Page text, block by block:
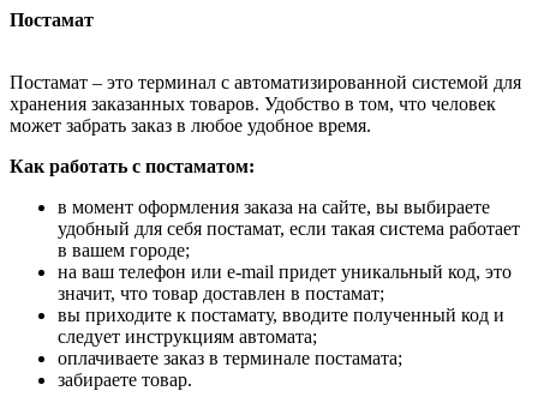
Постамат
Постамат – это терминал с автоматизированной системой для
хранения заказанных товаров. Удобство в том, что человек
может забрать заказ в любое удобное время.
Как работать с постаматом:
в момент оформления заказа на сайте, вы выбираете
удобный для себя постамат, если такая система работает
в вашем городе;
на ваш телефон или e-mail придет уникальный код, это
значит, что товар доставлен в постамат;
вы приходите к постамату, вводите полученный код и
следует инструкциям автомата;
оплачиваете заказ в терминале постамата;
забираете товар.